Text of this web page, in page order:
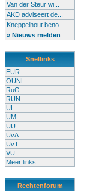
Van der Steur wi...
AKD adviseert de...
Kneppelhout beno...
» Nieuws melden
Snellinks
EUR
OUNL
RuG
RUN
UL
UM
UU
UvA
UvT
VU
Meer links
Rechtenforum